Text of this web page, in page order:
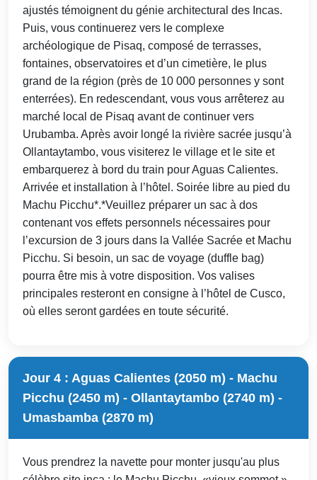
ajustés témoignent du génie architectural des Incas.
Puis, vous continuerez vers le complexe
archéologique de Pisaq, composé de terrasses,
fontaines, observatoires et d’un cimetière, le plus
grand de la région (près de 10 000 personnes y sont
enterrées). En redescendant, vous vous arrêterez au
marché local de Pisaq avant de continuer vers
Urubamba. Après avoir longé la rivière sacrée jusqu’à
Ollantaytambo, vous visiterez le village et le site et
embarquerez à bord du train pour Aguas Calientes.
Arrivée et installation à l’hôtel. Soirée libre au pied du
Machu Picchu*.*Veuillez préparer un sac à dos
contenant vos effets personnels nécessaires pour
l’excursion de 3 jours dans la Vallée Sacrée et Machu
Picchu. Si besoin, un sac de voyage (duffle bag)
pourra être mis à votre disposition. Vos valises
principales resteront en consigne à l’hôtel de Cusco,
où elles seront gardées en toute sécurité.
Jour 4 : Aguas Calientes (2050 m) - Machu
Picchu (2450 m) - Ollantaytambo (2740 m) -
Umasbamba (2870 m)
Vous prendrez la navette pour monter jusqu'au plus